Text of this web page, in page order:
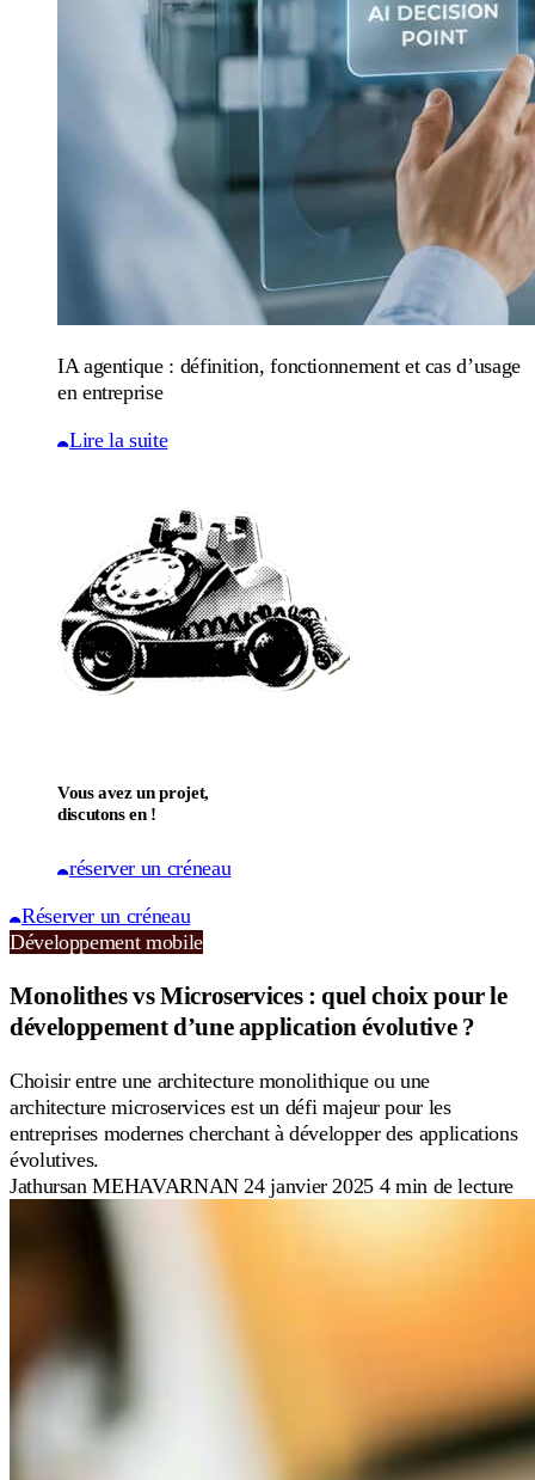
IA agentique : définition, fonctionnement et cas d’usage
en entreprise
Lire la suite
Vous avez un projet,
discutons en !
réserver un créneau
Réserver un créneau
Développement mobile
Monolithes vs Microservices : quel choix pour le
développement d’une application évolutive ?
Choisir entre une architecture monolithique ou une
architecture microservices est un défi majeur pour les
entreprises modernes cherchant à développer des applications
évolutives.
Jathursan MEHAVARNAN 24 janvier 2025 4 min de lecture